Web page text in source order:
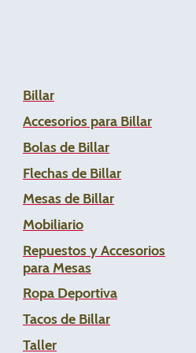
Billar
Accesorios para Billar
Bolas de Billar
Flechas de Billar
Mesas de Billar
Mobiliario
Repuestos y Accesorios
para Mesas
Ropa Deportiva
Tacos de Billar
Taller